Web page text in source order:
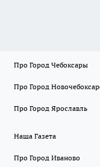
Про Город Чебоксары
Про Город
Про Город Ярославль
Наша Газета
Про Город Иваново